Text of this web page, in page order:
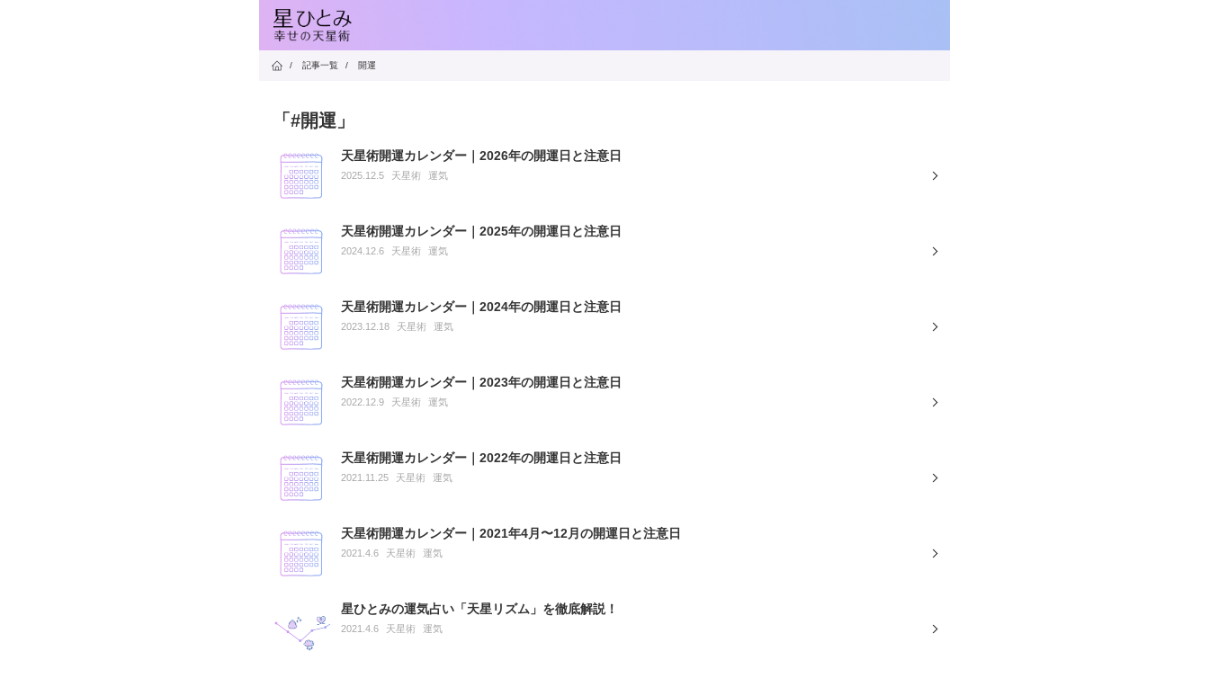
/ 記事一覧 / 開運
「#開運」
天星術開運カレンダー｜2026年の開運日と注意日
2025.12.5 天星術 運気
天星術開運カレンダー｜2025年の開運日と注意日
2024.12.6 天星術 運気
天星術開運カレンダー｜2024年の開運日と注意日
2023.12.18 天星術 運気
天星術開運カレンダー｜2023年の開運日と注意日
2022.12.9 天星術 運気
天星術開運カレンダー｜2022年の開運日と注意日
2021.11.25 天星術 運気
天星術開運カレンダー｜2021年4月〜12月の開運日と注意日
2021.4.6 天星術 運気
星ひとみの運気占い「天星リズム」を徹底解説！
2021.4.6 天星術 運気